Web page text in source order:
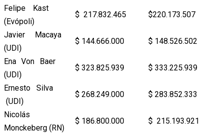
Felipe Kast
(Evópoli)
$ 217.832.465 $220.173.507
Javier Macaya
(UDI)
$ 144.666.000 $ 148.526.502
Ena Von Baer
(UDI)
$ 323.825.939 $ 333.225.939
Ernesto Silva
(UDI)
$ 268.249.000 $ 283.852.333
Nicolás
Monckeberg (RN)
$ 186.800.000 $ 215.193.921